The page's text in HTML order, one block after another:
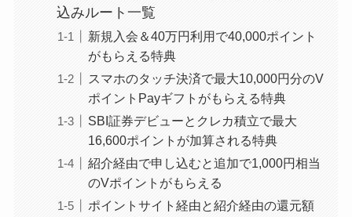
込みルート一覧
新規入会＆40万円利用で40,000ポイント
がもらえる特典
スマホのタッチ決済で最大10,000円分のV
ポイントPayギフトがもらえる特典
SBI証券デビューとクレカ積立で最大
16,600ポイントが加算される特典
紹介経由で申し込むと追加で1,000円相当
のVポイントがもらえる
ポイントサイト経由と紹介経由の還元額